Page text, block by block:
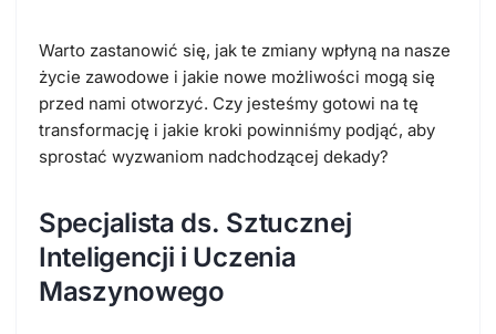
Warto zastanowić się, jak te zmiany wpłyną na nasze
życie zawodowe i jakie nowe możliwości mogą się
przed nami otworzyć. Czy jesteśmy gotowi na tę
transformację i jakie kroki powinniśmy podjąć, aby
sprostać wyzwaniom nadchodzącej dekady?
Specjalista ds. Sztucznej
Inteligencji i Uczenia
Maszynowego